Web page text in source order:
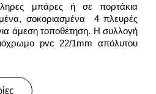
μπάρες ή σε πορτάκια
σοκοριασμένα 4 πλευρές
άμεση τοποθέτηση. Η συλλογή
pvc 22/1mm απόλυτου